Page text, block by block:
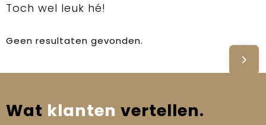
Toch wel leuk hé!
Geen resultaten gevonden.
Wat klanten vertellen.